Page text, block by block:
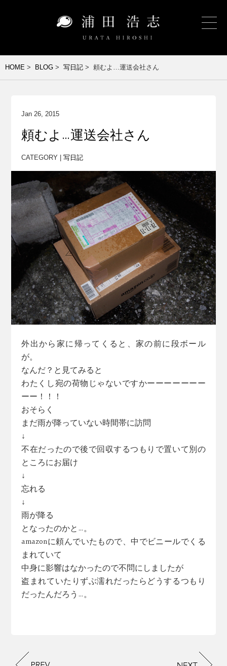
HOME > BLOG > 写日記 > 頼むよ…運送会社さん
Jan 26, 2015
頼むよ…運送会社さん
CATEGORY |写日記
外出から家に帰ってくると、家の前に段ボール
が。
なんだ？と見てみると
わたくし宛の荷物じゃないですかーーーーーーー
ーー！！！
おそらく
まだ雨が降っていない時間帯に訪問
↓
不在だったので後で回収するつもりで置いて別の
ところにお届け
↓
忘れる
↓
雨が降る
となったのかと…。
amazonに頼んでいたもので、中でビニールでくる
まれていて
中身に影響はなかったので不問にしましたが
盗まれていたりずぶ濡れだったらどうするつもり
だったんだろう…。